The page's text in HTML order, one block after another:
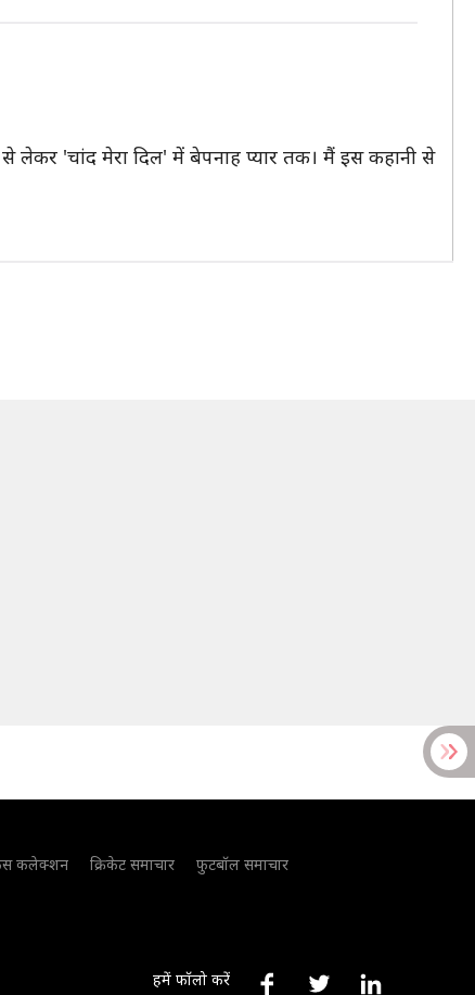
'चांद मेरा दिल' में बेपनाह प्यार तक। मैं इस कहानी से
कलेक्शन क्रिकेट समाचार
फुटबॉल समाचार
हमें फॉलो करें